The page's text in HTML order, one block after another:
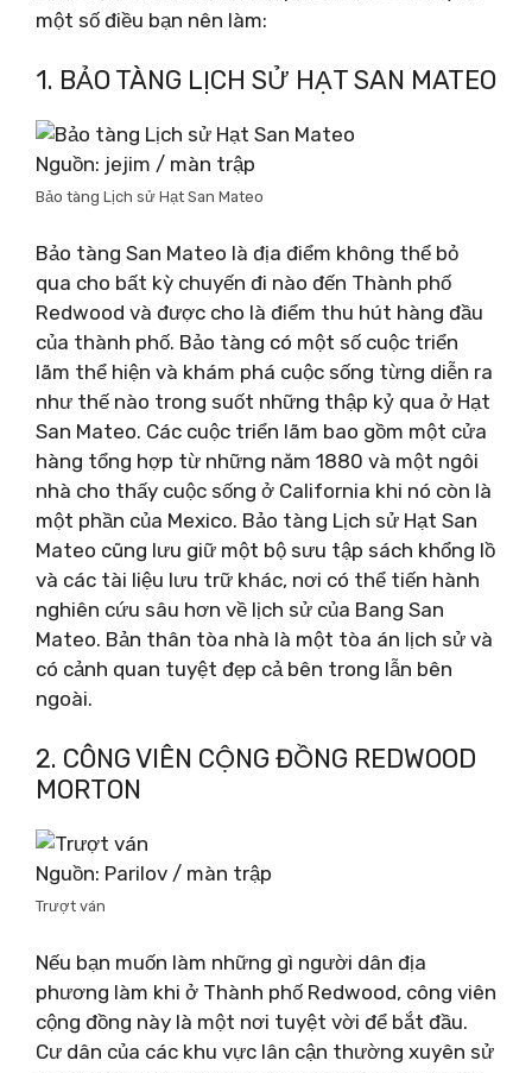
một số điều bạn nên làm:
1. BẢO TÀNG LỊCH SỬ HẠT SAN MATEO
Nguồn: jejim / màn trập
Bảo tàng Lịch sử Hạt San Mateo
Bảo tàng San Mateo là địa điểm không thể bỏ
qua cho bất kỳ chuyến đi nào đến Thành phố
Redwood và được cho là điểm thu hút hàng đầu
của thành phố. Bảo tàng có một số cuộc triển
lãm thể hiện và khám phá cuộc sống từng diễn ra
như thế nào trong suốt những thập kỷ qua ở Hạt
San Mateo. Các cuộc triển lãm bao gồm một cửa
hàng tổng hợp từ những năm 1880 và một ngôi
nhà cho thấy cuộc sống ở California khi nó còn là
một phần của Mexico. Bảo tàng Lịch sử Hạt San
Mateo cũng lưu giữ một bộ sưu tập sách khổng lồ
và các tài liệu lưu trữ khác, nơi có thể tiến hành
nghiên cứu sâu hơn về lịch sử của Bang San
Mateo. Bản thân tòa nhà là một tòa án lịch sử và
có cảnh quan tuyệt đẹp cả bên trong lẫn bên
ngoài.
2. CÔNG VIÊN CỘNG ĐỒNG REDWOOD
MORTON
Nguồn: Parilov / màn trập
Trượt ván
Nếu bạn muốn làm những gì người dân địa
phương làm khi ở Thành phố Redwood, công viên
cộng đồng này là một nơi tuyệt vời để bắt đầu.
Cư dân của các khu vực lân cận thường xuyên sử